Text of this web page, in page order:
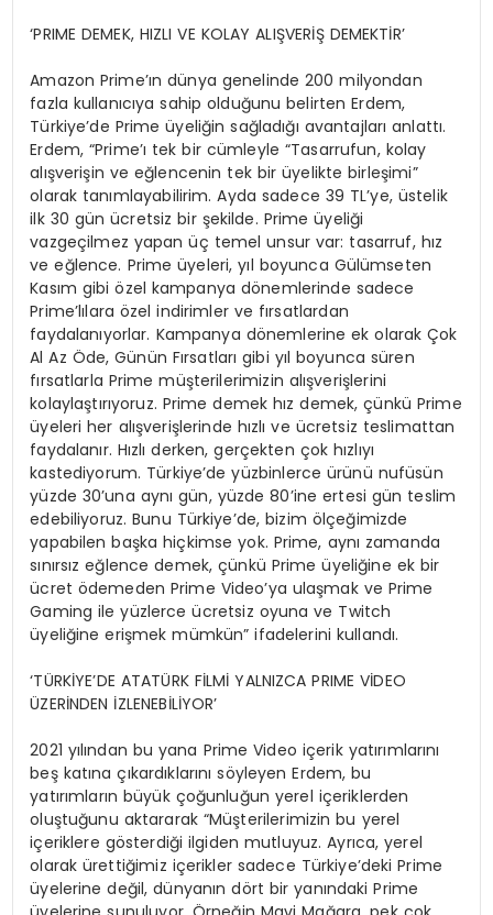
‘PRIME DEMEK, HIZLI VE KOLAY ALIŞVERİŞ DEMEKTİR’
Amazon Prime’ın dünya genelinde 200 milyondan
fazla kullanıcıya sahip olduğunu belirten Erdem,
Türkiye’de Prime üyeliğin sağladığı avantajları anlattı.
Erdem, “Prime’ı tek bir cümleyle “Tasarrufun, kolay
alışverişin ve eğlencenin tek bir üyelikte birleşimi”
olarak tanımlayabilirim. Ayda sadece 39 TL’ye, üstelik
ilk 30 gün ücretsiz bir şekilde. Prime üyeliği
vazgeçilmez yapan üç temel unsur var: tasarruf, hız
ve eğlence. Prime üyeleri, yıl boyunca Gülümseten
Kasım gibi özel kampanya dönemlerinde sadece
Prime’lılara özel indirimler ve fırsatlardan
faydalanıyorlar. Kampanya dönemlerine ek olarak Çok
Al Az Öde, Günün Fırsatları gibi yıl boyunca süren
fırsatlarla Prime müşterilerimizin alışverişlerini
kolaylaştırıyoruz. Prime demek hız demek, çünkü Prime
üyeleri her alışverişlerinde hızlı ve ücretsiz teslimattan
faydalanır. Hızlı derken, gerçekten çok hızlıyı
kastediyorum. Türkiye’de yüzbinlerce ürünü nufüsün
yüzde 30’una aynı gün, yüzde 80’ine ertesi gün teslim
edebiliyoruz. Bunu Türkiye’de, bizim ölçeğimizde
yapabilen başka hiçkimse yok. Prime, aynı zamanda
sınırsız eğlence demek, çünkü Prime üyeliğine ek bir
ücret ödemeden Prime Video’ya ulaşmak ve Prime
Gaming ile yüzlerce ücretsiz oyuna ve Twitch
üyeliğine erişmek mümkün” ifadelerini kullandı.
‘TÜRKİYE’DE ATATÜRK FİLMİ YALNIZCA PRIME VİDEO
ÜZERİNDEN İZLENEBİLİYOR’
2021 yılından bu yana Prime Video içerik yatırımlarını
beş katına çıkardıklarını söyleyen Erdem, bu
yatırımların büyük çoğunluğun yerel içeriklerden
oluştuğunu aktararak “Müşterilerimizin bu yerel
içeriklere gösterdiği ilgiden mutluyuz. Ayrıca, yerel
olarak ürettiğimiz içerikler sadece Türkiye’deki Prime
üyelerine değil, dünyanın dört bir yanındaki Prime